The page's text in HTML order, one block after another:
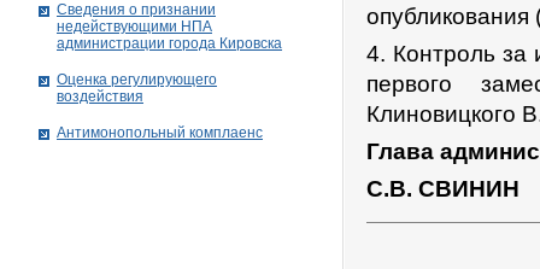
опубликования
4. Контроль за
первого
Клиновицкого
Глава
С.В. СВИНИН
Сведения о признании
недействующими НПА
администрации города Кировскa
Оценка регулирующего
воздействия
Антимонопольный комплаенс